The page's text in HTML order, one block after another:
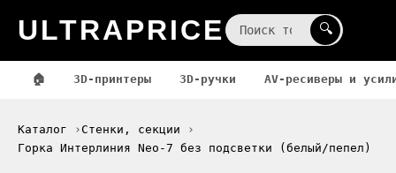
ULTRAPRICE 🔍
🏠 3D-принтеры 3D-ручки AV-ресиверы и
Каталог
Стенки, секции
Горка Интерлиния Neo-7 без подсветки (белый/пепел)